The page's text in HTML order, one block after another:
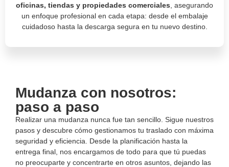
oficinas, tiendas y propiedades comerciales , asegurando
un enfoque profesional en cada etapa: desde el embalaje
cuidadoso hasta la descarga segura en tu nuevo destino.
Mudanza con nosotros:
paso a paso
Realizar una mudanza nunca fue tan sencillo. Sigue nuestros
pasos y descubre cómo gestionamos tu traslado con máxima
seguridad y eficiencia. Desde la planificación hasta la
entrega final, nos encargamos de todo para que tú puedas
no preocuparte y concentrarte en otros asuntos, dejando las